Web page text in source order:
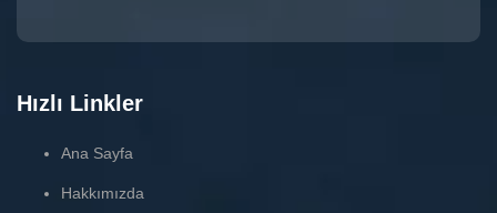
Hızlı Linkler
Ana Sayfa
Hakkımızda